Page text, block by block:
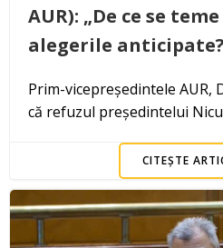
AUR): „De ce se
alegerile
Prim-vicepreședintele AUR,
că refuzul președintelui
CITEȘTE